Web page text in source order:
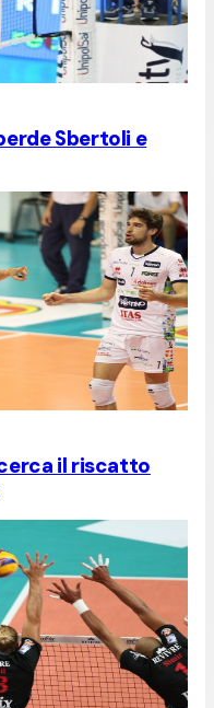
Sbertoli e
il riscatto